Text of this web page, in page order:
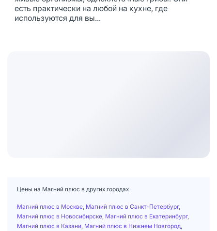
есть практически на любой на кухне, где
используются для вы...
Цены на Магний плюс в других городах
Магний плюс в Москве Магний плюс в Санкт-Петербург,
Магний плюс в Новосибирске Магний плюс в Екатеринбург,
Магний плюс в Казани Магний плюс в Нижнем Новгород